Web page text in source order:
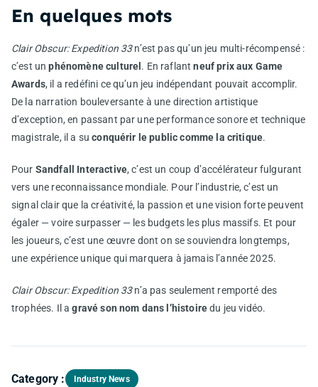
En quelques mots
Clair Obscur: Expedition 33n’est pas qu’un jeu multi-récompensé :
c’est unphénomène culturel . En raflantneuf prix aux Game
Awards, il a redéfini ce qu’un jeu indépendant pouvait accomplir.
De la narration bouleversante à une direction artistique
d’exception, en passant par une performance sonore et technique
magistrale, il a suconquérir le public comme la critique.
Pour Sandfall Interactive, c’est un coup d’accélérateur fulgurant
vers une reconnaissance mondiale. Pour l’industrie, c’est un
signal clair que la créativité, la passion et une vision forte peuvent
égaler — voire surpasser — les budgets les plus massifs. Et pour
les joueurs, c’est une œuvre dont on se souviendra longtemps,
une expérience unique qui marquera à jamais l’année 2025.
Clair Obscur: Expedition 33n’a pas seulement remporté des
trophées. Il agravé son nom dans l’histoiredu jeu vidéo.
Category : Industry News